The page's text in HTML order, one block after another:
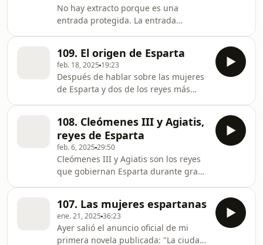
No hay extracto porque es una
entrada protegida. La entrada
publicó primero en Donde nace la
fantasía.
109. El origen de Esparta
feb. 18, 2025 19:23
Después de hablar sobre las mujeres
de Esparta y dos de los reyes más
Como todas las ciudades importantes
de Grecia, esta contaba con una
leyenda mitológica que la vincula
directamente con los dioses. También
tienes disponible una entrada
explicando todo lo mencionado en el
programa de hoy:
https://www.tatianaherrero.es/el-o
108. Cleómenes III y Agiatis,
reyes de Esparta
feb. 6, 2025 29:50
Cleómenes III y Agiatis son los reyes
que gobiernan Esparta durante gran
estuve hablando sobre cómo eran las
mujeres espartanas. En este capítulo,
quiero centrarme en explicarte el
107. Las mujeres espartanas
ene. 21, 2025 36:23
Ayer salió el anuncio oficial de mi
primera novela publicada: "La ciudad